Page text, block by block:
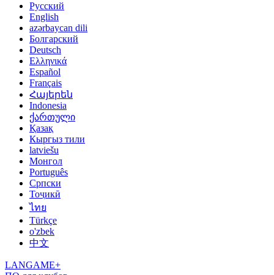
Русский
English
azərbaycan dili
Болгарский
Deutsch
Ελληνικά
Español
Français
Հայերեն
Indonesia
ქართული
Қазақ
Кыргыз тили
latviešu
Монгол
Português
Српски
Тоҷикӣ
ไทย
Türkçe
o'zbek
中文
LANGAME+